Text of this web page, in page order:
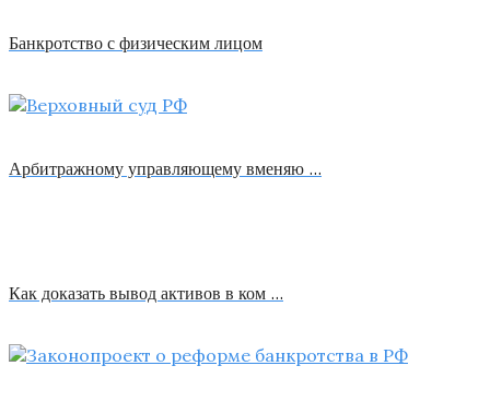
Банкротство с физическим лицом
Арбитражному управляющему вменяю …
Как доказать вывод активов в ком …